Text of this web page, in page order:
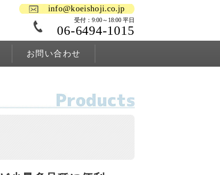
info@koeishoji.co.jp
受付：9:00～18:00 平日
06-6494-1015
お問い合わせ